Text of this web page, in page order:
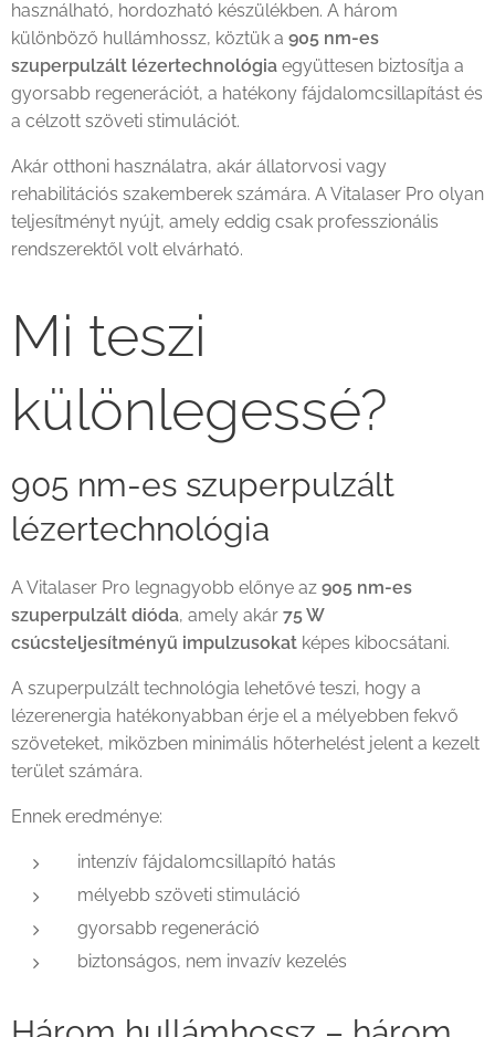
használható, hordozható készülékben. A három
különböző hullámhossz, köztük a 905 nm-es
szuperpulzált lézertechnológia együttesen biztosítja a
gyorsabb regenerációt, a hatékony fájdalomcsillapítást és
a célzott szöveti stimulációt.
Akár otthoni használatra, akár állatorvosi vagy
rehabilitációs szakemberek számára. A Vitalaser Pro olyan
teljesítményt nyújt, amely eddig csak professzionális
rendszerektől volt elvárható.
Mi teszi
különlegessé?
905 nm-es szuperpulzált
lézertechnológia
A Vitalaser Pro legnagyobb előnye az 905 nm-es
szuperpulzált dióda, amely akár 75 W
csúcsteljesítményű impulzusokat képes kibocsátani.
A szuperpulzált technológia lehetővé teszi, hogy a
lézerenergia hatékonyabban érje el a mélyebben fekvő
szöveteket, miközben minimális hőterhelést jelent a kezelt
terület számára.
Ennek eredménye:
intenzív fájdalomcsillapító hatás
mélyebb szöveti stimuláció
gyorsabb regeneráció
biztonságos, nem invazív kezelés